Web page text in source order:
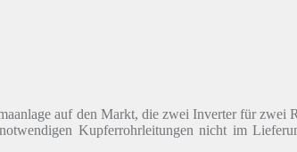
auf den Markt, die zwei Inverter für zwei
Kupferrohrleitungen nicht im